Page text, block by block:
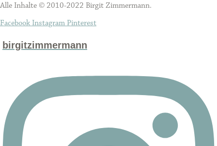
Alle Inhalte © 2010-2022 Birgit Zimmermann.
Facebook Instagram Pinterest
birgitzimmermann